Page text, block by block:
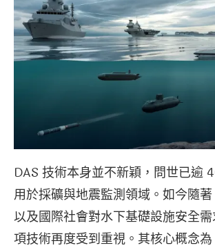
DAS 技術本身並不新穎，問世已逾
用於採礦與地震監測領域。如今隨著
以及國際社會對水下基礎設施安全
項技術再度受到重視。其核心概念